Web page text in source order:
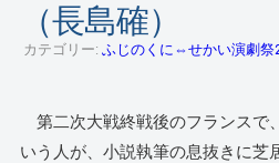
（長島確）
カテゴリー: ふじのくに⇔せかい演劇祭
第二次大戦終戦後のフランスで
いう人が、小説執筆の息抜きに芝